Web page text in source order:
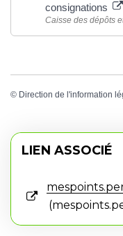
consignations
Caisse des dépôts
© Direction de l'information
LIEN ASSOCIÉ